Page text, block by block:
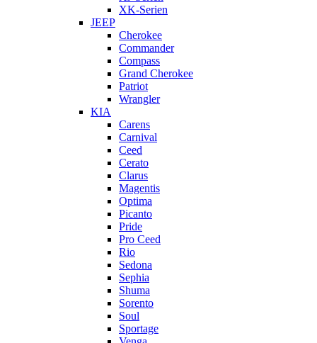
XK-Serien
JEEP
Cherokee
Commander
Compass
Grand Cherokee
Patriot
Wrangler
KIA
Carens
Carnival
Ceed
Cerato
Clarus
Magentis
Optima
Picanto
Pride
Pro Ceed
Rio
Sedona
Sephia
Shuma
Sorento
Soul
Sportage